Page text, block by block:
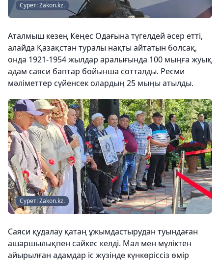
Сурет: Zakon.kz.
Аталмыш кезең Кеңес Одағына түгелдей әсер етті,
алайда Қазақстан туралы нақты айтатын болсақ,
онда 1921-1954 жылдар аралығында 100 мыңға жуық
адам саяси баптар бойынша сотталды. Ресми
мәліметтер сүйенсек олардың 25 мыңы атылды.
Сурет: Zakon.kz.
Саяси қудалау қатаң ұжымдастырудан туындаған
ашаршылықпен сәйкес келді. Мал мен мүліктен
айырылған адамдар іс жүзінде күнкөріссіз өмір